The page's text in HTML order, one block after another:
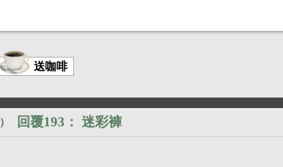
送咖啡
回覆193： 迷彩褲
）